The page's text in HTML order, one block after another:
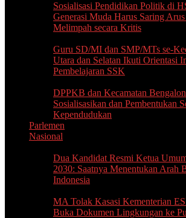
Sosialisasi Pendidikan Politik ‎di
Generasi Muda ‎Harus Saring
Melimpah secara Kritis
Guru SD/MI dan SMP/MTs se-
Utara dan Selatan Ikuti Orientasi
Pembelajaran SSK
DPPKB dan Kecamatan
Sosialisasikan dan Pembentukan
Kependudukan
Parlemen
Nasional
Dua Kandidat Resmi Ketua
2030: Saatnya Menentukan Arah
Indonesia
MA Tolak Kasasi Kementerian
Buka Dokumen Lingkungan ke